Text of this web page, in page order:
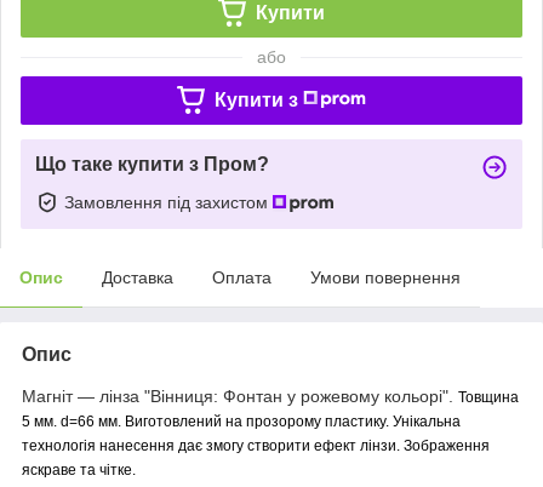
Купити
або
Купити з
Що таке купити з Пром?
Замовлення під захистом
Опис Доставка Оплата Умови повернення
Опис
Магніт — лінза "Вінниця: Фонтан у рожевому кольорі". Товщина
5 мм. d=66 мм. Виготовлений на прозорому пластику. Унікальна
технологія нанесення дає змогу створити ефект лінзи. Зображення
яскраве та чітке.